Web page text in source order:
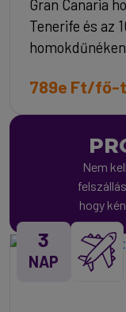
Gran Canaria
Tenerife és az
789e Ft/fő-
Nem
hogy
3
NAP